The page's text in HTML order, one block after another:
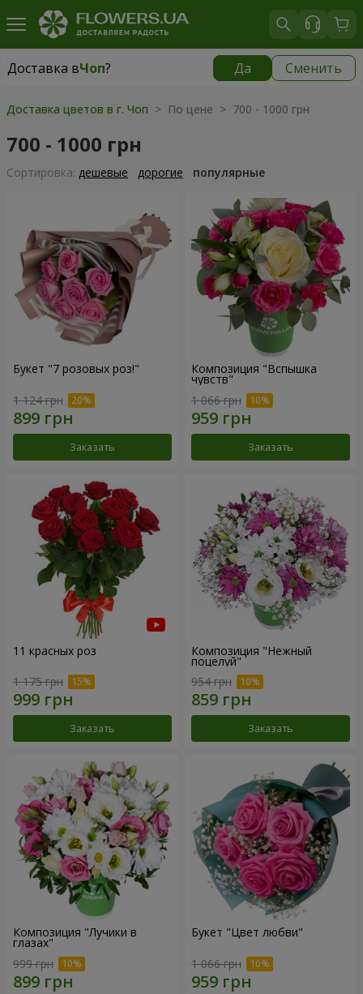
Доставка вЧоп? Да Сменить
Доставка вЧоп
Доставка цветов в г. Чоп > По цене > 700 - 1000 грн
700 - 1000 грн
Cортировка: дешевые дорогие популярные
Букет "7 розовых роз!"
1 124 грн
Заказать
Композиция "Вспышка
чувств"
1 066 грн
Заказать
11 красных роз
1 175 грн
Заказать
Композиция "Нежный
поцелуй"
954 грн
Заказать
Композиция "Лучики в
глазах"
999 грн
Букет "Цвет любви"
1 066 грн